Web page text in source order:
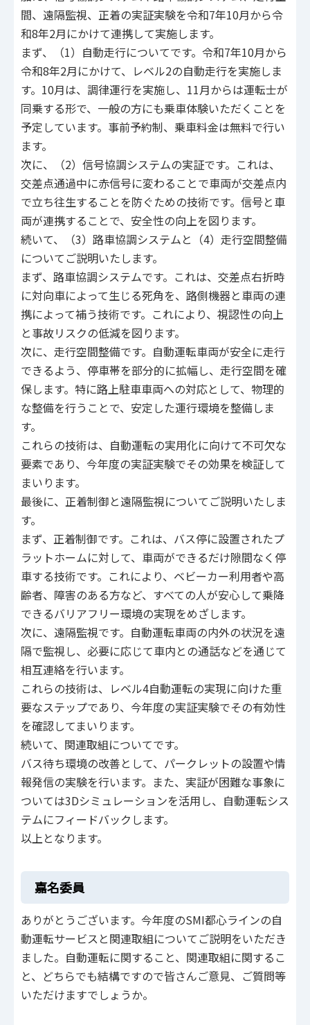
間、遠隔監視、正着の実証実験を令和7年10月から令
和8年2月にかけて連携して実施します。
まず、（1）自動走行についてです。令和7年10月から
令和8年2月にかけて、レベル2の自動走行を実施しま
す。10月は、調律運行を実施し、11月からは運転士が
同乗する形で、一般の方にも乗車体験いただくことを
予定しています。事前予約制、乗車料金は無料で行い
ます。
次に、（2）信号協調システムの実証です。これは、
交差点通過中に赤信号に変わることで車両が交差点内
で立ち往生することを防ぐための技術です。信号と車
両が連携することで、安全性の向上を図ります。
続いて、（3）路車協調システムと（4）走行空間整備
についてご説明いたします。
まず、路車協調システムです。これは、交差点右折時
に対向車によって生じる死角を、路側機器と車両の連
携によって補う技術です。これにより、視認性の向上
と事故リスクの低減を図ります。
次に、走行空間整備です。自動運転車両が安全に走行
できるよう、停車帯を部分的に拡幅し、走行空間を確
保します。特に路上駐車車両への対応として、物理的
な整備を行うことで、安定した運行環境を整備しま
す。
これらの技術は、自動運転の実用化に向けて不可欠な
要素であり、今年度の実証実験でその効果を検証して
まいります。
最後に、正着制御と遠隔監視についてご説明いたしま
す。
まず、正着制御です。これは、バス停に設置されたプ
ラットホームに対して、車両ができるだけ隙間なく停
車する技術です。これにより、ベビーカー利用者や高
齢者、障害のある方など、すべての人が安心して乗降
できるバリアフリー環境の実現をめざします。
次に、遠隔監視です。自動運転車両の内外の状況を遠
隔で監視し、必要に応じて車内との通話などを通じて
相互連絡を行います。
これらの技術は、レベル4自動運転の実現に向けた重
要なステップであり、今年度の実証実験でその有効性
を確認してまいります。
続いて、関連取組についてです。
バス待ち環境の改善として、パークレットの設置や情
報発信の実験を行います。また、実証が困難な事象に
ついては3Dシミュレーションを活用し、自動運転シス
テムにフィードバックします。
以上となります。
嘉名委員
ありがとうございます。今年度のSMI都心ラインの自
動運転サービスと関連取組についてご説明をいただき
ました。自動運転に関すること、関連取組に関するこ
と、どちらでも結構ですので皆さんご意見、ご質問等
いただけますでしょうか。